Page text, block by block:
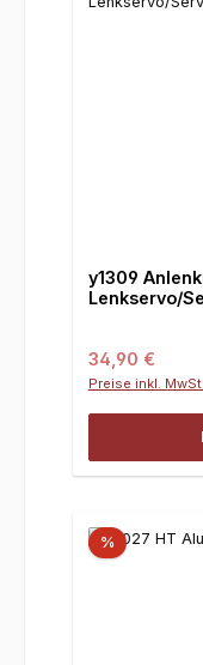
y1309
Lenkservo/
Regulärer Preis:
34,90 €
Preise inkl.
%